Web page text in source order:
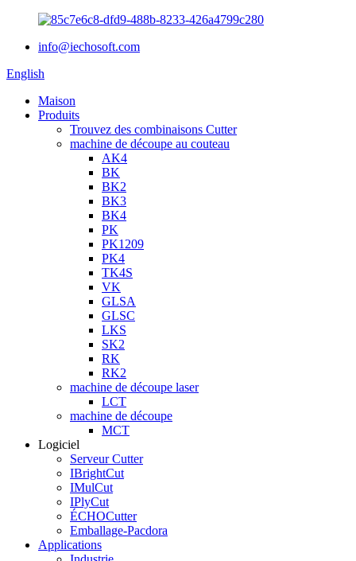
info@iechosoft.com
English
Maison
Produits
Trouvez des combinaisons Cutter
machine de découpe au couteau
AK4
BK
BK2
BK3
BK4
PK
PK1209
PK4
TK4S
VK
GLSA
GLSC
LKS
SK2
RK
RK2
machine de découpe laser
LCT
machine de découpe
MCT
Logiciel
Serveur Cutter
IBrightCut
IMulCut
IPlyCut
ÉCHOCutter
Emballage-Pacdora
Applications